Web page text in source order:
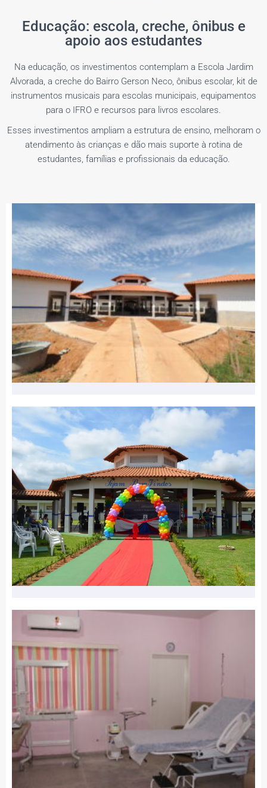
Educação: escola, creche, ônibus e
apoio aos estudantes
Na educação, os investimentos contemplam a Escola Jardim
Alvorada, a creche do Bairro Gerson Neco, ônibus escolar, kit de
instrumentos musicais para escolas municipais, equipamentos
para o IFRO e recursos para livros escolares.
Esses investimentos ampliam a estrutura de ensino, melhoram o
atendimento às crianças e dão mais suporte à rotina de
estudantes, famílias e profissionais da educação.